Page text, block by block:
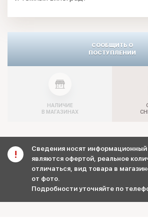
СООБЩИТЬ О
ПОСТУПЛЕНИИ
НАЛИЧИЕ
В МАГАЗИНАХ
Сведения носят информационный
являются офертой, реальное
отличаться, вид товара в
от фото.
Подробности уточняйте по